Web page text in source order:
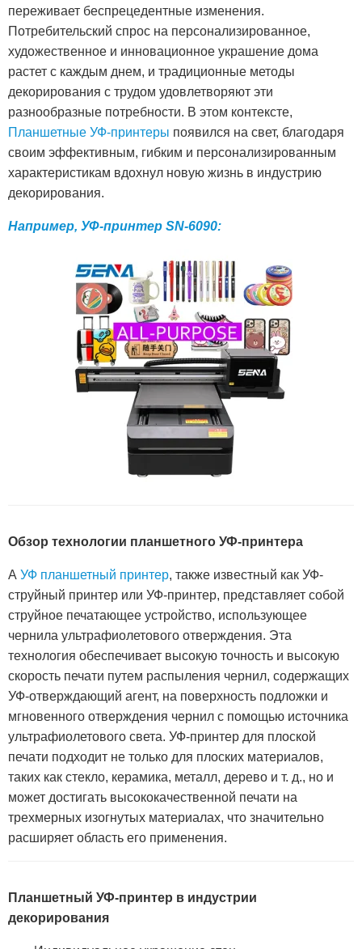
переживает беспрецедентные изменения.
Потребительский спрос на персонализированное,
художественное и инновационное украшение дома
растет с каждым днем, и традиционные методы
декорирования с трудом удовлетворяют эти
разнообразные потребности. В этом контексте,
Планшетные УФ-принтеры появился на свет, благодаря
своим эффективным, гибким и персонализированным
характеристикам вдохнул новую жизнь в индустрию
декорирования.
Например, УФ-принтер SN-6090:
Обзор технологии планшетного УФ-принтера
А УФ планшетный принтер, также известный как УФ-
струйный принтер или УФ-принтер, представляет собой
струйное печатающее устройство, использующее
чернила ультрафиолетового отверждения. Эта
технология обеспечивает высокую точность и высокую
скорость печати путем распыления чернил, содержащих
УФ-отверждающий агент, на поверхность подложки и
мгновенного отверждения чернил с помощью источника
ультрафиолетового света. УФ-принтер для плоской
печати подходит не только для плоских материалов,
таких как стекло, керамика, металл, дерево и т. д., но и
может достигать высококачественной печати на
трехмерных изогнутых материалах, что значительно
расширяет область его применения.
Планшетный УФ-принтер в индустрии
декорирования